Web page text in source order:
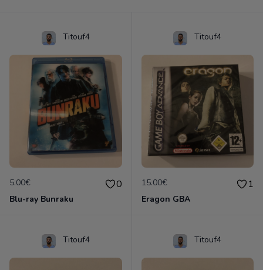
Titouf4
5.00€ 0
Blu-ray Bunraku
Titouf4
15.00€ 1
Eragon GBA
Titouf4 Titouf4